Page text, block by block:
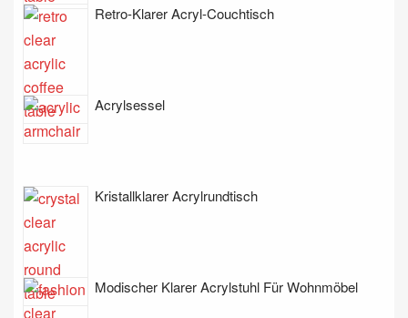
Retro-Klarer Acryl-Couchtisch
Acrylsessel
Kristallklarer Acrylrundtisch
Modischer Klarer Acrylstuhl Für Wohnmöbel